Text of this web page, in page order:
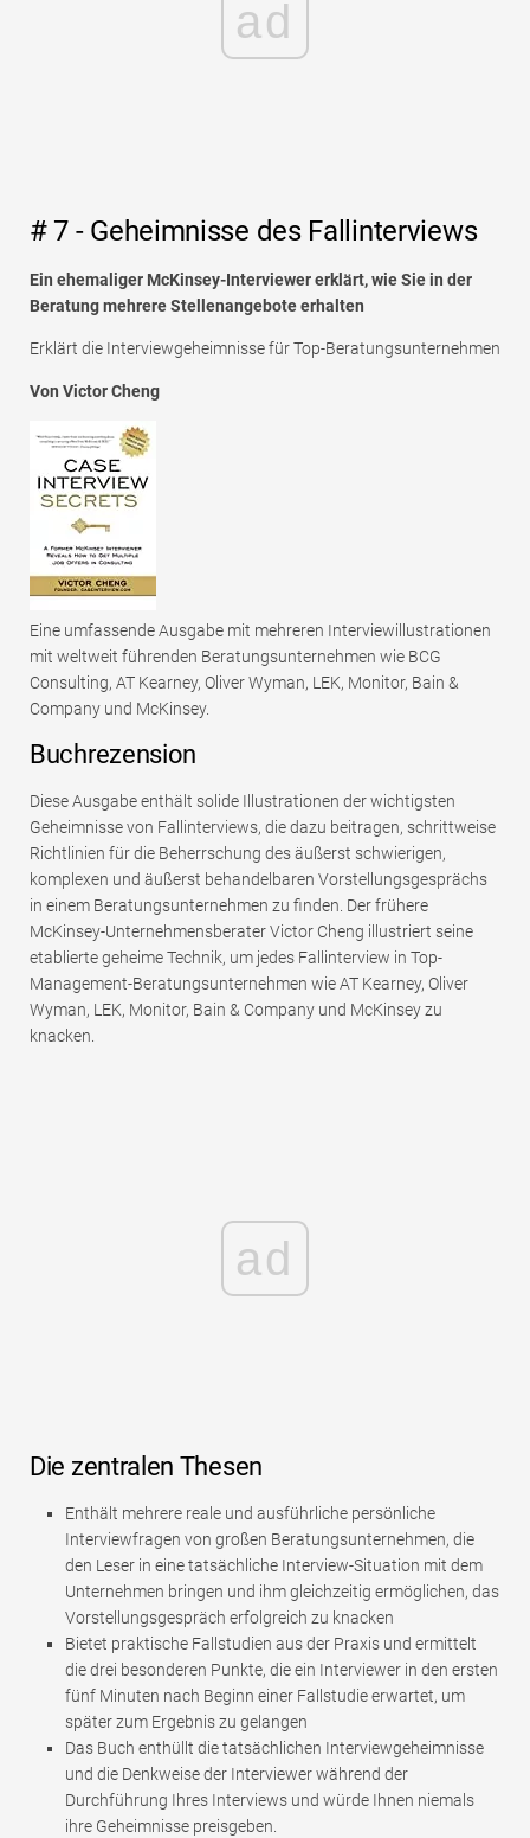
ad
# 7 - Geheimnisse des Fallinterviews
Ein ehemaliger McKinsey-Interviewer erklärt, wie Sie in der
Beratung mehrere Stellenangebote erhalten
Erklärt die Interviewgeheimnisse für Top-Beratungsunternehmen
Von Victor Cheng
Eine umfassende Ausgabe mit mehreren Interviewillustrationen
mit weltweit führenden Beratungsunternehmen wie BCG
Consulting, AT Kearney, Oliver Wyman, LEK, Monitor, Bain &
Company und McKinsey.
Buchrezension
Diese Ausgabe enthält solide Illustrationen der wichtigsten
Geheimnisse von Fallinterviews, die dazu beitragen, schrittweise
Richtlinien für die Beherrschung des äußerst schwierigen,
komplexen und äußerst behandelbaren Vorstellungsgesprächs
in einem Beratungsunternehmen zu finden. Der frühere
McKinsey-Unternehmensberater Victor Cheng illustriert seine
etablierte geheime Technik, um jedes Fallinterview in Top-
Management-Beratungsunternehmen wie AT Kearney, Oliver
Wyman, LEK, Monitor, Bain & Company und McKinsey zu
knacken.
ad
Die zentralen Thesen
Enthält mehrere reale und ausführliche persönliche
Interviewfragen von großen Beratungsunternehmen, die
den Leser in eine tatsächliche Interview-Situation mit dem
Unternehmen bringen und ihm gleichzeitig ermöglichen, das
Vorstellungsgespräch erfolgreich zu knacken
Bietet praktische Fallstudien aus der Praxis und ermittelt
die drei besonderen Punkte, die ein Interviewer in den ersten
fünf Minuten nach Beginn einer Fallstudie erwartet, um
später zum Ergebnis zu gelangen
Das Buch enthüllt die tatsächlichen Interviewgeheimnisse
und die Denkweise der Interviewer während der
Durchführung Ihres Interviews und würde Ihnen niemals
ihre Geheimnisse preisgeben.